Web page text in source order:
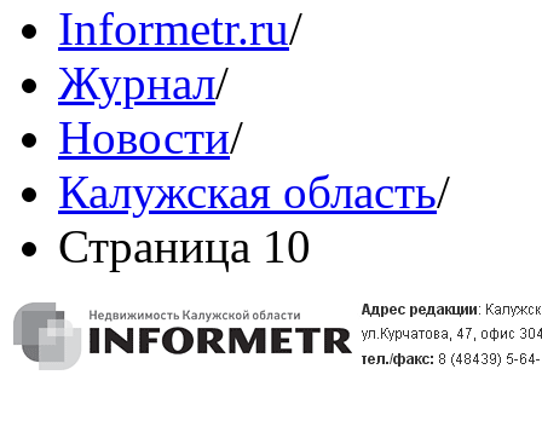
Informetr.ru/
Журнал/
Новости/
Калужская область/
Страница 10